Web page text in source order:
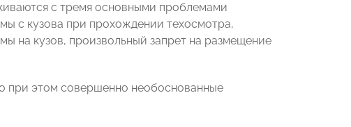
с тремя основными проблемами
с кузова при прохождении техосмотра,
на кузов, произвольный запрет на размещение
при этом совершенно необоснованные